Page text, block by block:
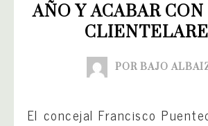
AÑO Y ACABAR CON
POR BAJO
El concejal Francisco